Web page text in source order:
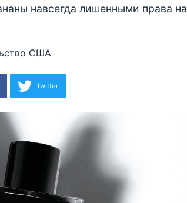
навсегда лишенными права на
США
Twitter